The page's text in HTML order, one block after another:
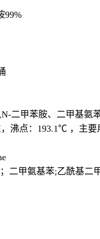
99%
二甲苯胺、二甲基氨
沸点：193.1℃ ，主要
甲氨基苯;乙酰基二